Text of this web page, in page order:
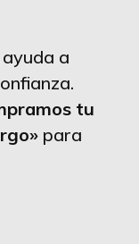
a
tu
para